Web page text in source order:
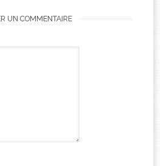
UN COMMENTAIRE